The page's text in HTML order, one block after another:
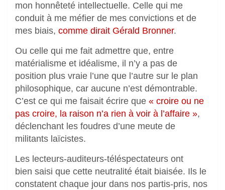
mon honnêteté intellectuelle. Celle qui me
conduit à me méfier de mes convictions et de
mes biais, comme dirait Gérald Bronner.
Ou celle qui me fait admettre que, entre
matérialisme et idéalisme, il n’y a pas de
position plus vraie l’une que l’autre sur le plan
philosophique, car aucune n’est démontrable.
C’est ce qui me faisait écrire que « croire ou ne
pas croire, la raison n’a rien à voir à l’affaire »,
déclenchant les foudres d’une meute de
militants laïcistes.
Les lecteurs-auditeurs-téléspectateurs ont
bien saisi que cette neutralité était biaisée. Ils le
constatent chaque jour dans nos partis-pris, nos